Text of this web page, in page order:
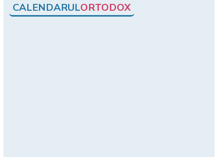
CALENDARULORTODOX